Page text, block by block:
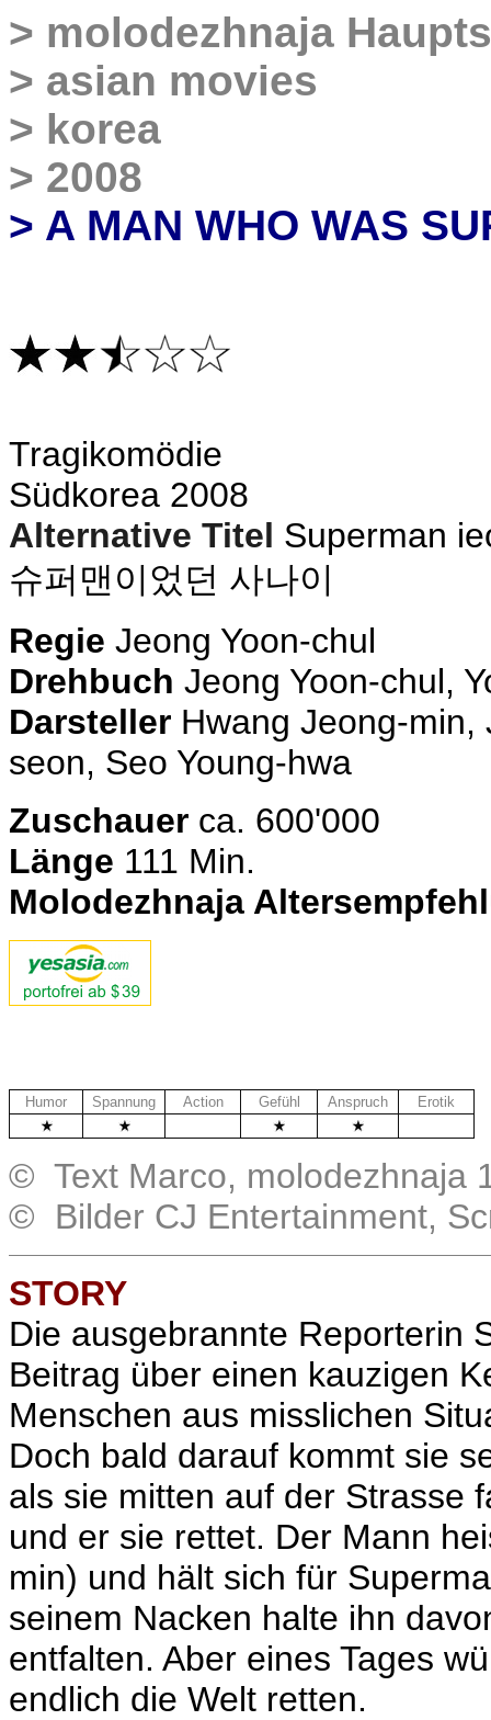
> molodezhnaja
> asian movies
> korea
> 2008
> A MAN WHO WAS
Tragikomödie
Südkorea 2008
Alternative Titel Superman
슈퍼맨이었던 사나이
Regie Jeong Yoon-chul
Drehbuch Jeong Yoon-chul,
Darsteller Hwang Jeong-min,
seon, Seo Young-hwa
Zuschauer ca. 600'000
Länge 111 Min.
Molodezhnaja
Humor Spannung Action Gefühl Anspruch
Erotik
© Text Marco, molodezhnaja
© Bilder CJ Entertainment,
STORY
Die ausgebrannte Reporterin
Beitrag über einen kauzigen
Menschen aus misslichen
Doch bald darauf kommt sie
als sie mitten auf der Strasse
und er sie rettet. Der Mann
min) und hält sich für
seinem Nacken halte ihn
entfalten. Aber eines Tages
endlich die Welt retten.